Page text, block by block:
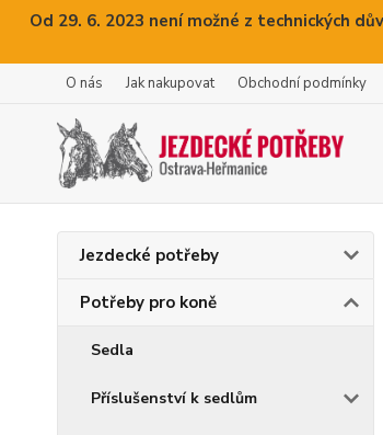
Od 29. 6. 2023 není možné z technických
O nás Jak nakupovat Obchodní podmínky
Jezdecké potřeby
Potřeby pro koně
Sedla
Příslušenství k sedlům